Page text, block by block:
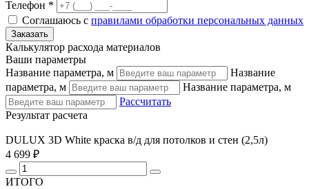
Телефон *
Соглашаюсь с правилами обработки персональных данных
Калькулятор расхода материалов
Ваши параметры
Название параметра, м
Название
параметра, м
Название параметра, м
Рассчитать
Результат расчета
DULUX 3D White краска в/д для потолков и стен (2,5л)
4 699 ₽
ИТОГО